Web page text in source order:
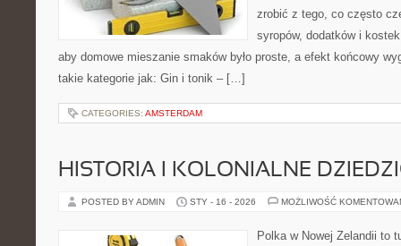
zrobić z tego, co często
syropów, dodatków i
aby domowe mieszanie smaków było proste, a efekt końcowy
takie kategorie jak: Gin i tonik – […]
CATEGORIES: AMSTERDAM
HISTORIA I KOLONIALNE
POSTED BY ADMIN STY - 16 - 2026 MOŻLIWOŚĆ
Polka w Nowej Zelandii to